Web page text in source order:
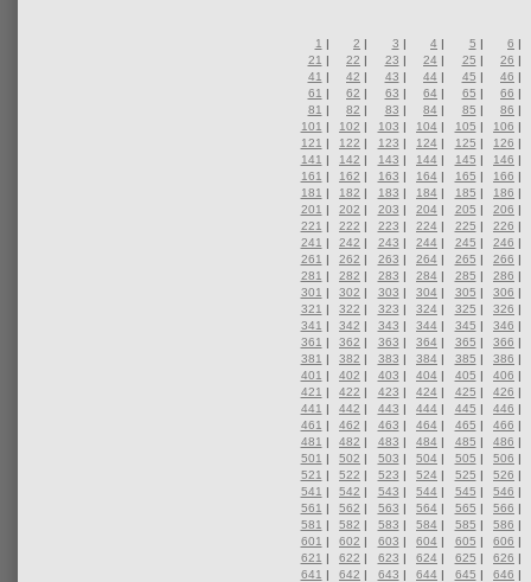
1 | 2 | 3 | 4 | 5 | 6 |
21 | 22 | 23 | 24 | 25 | 26 |
41 | 42 | 43 | 44 | 45 | 46 |
61 | 62 | 63 | 64 | 65 | 66 |
81 | 82 | 83 | 84 | 85 | 86 |
101 | 102 | 103 | 104 | 105 | 106 |
121 | 122 | 123 | 124 | 125 | 126 |
141 | 142 | 143 | 144 | 145 | 146 |
161 | 162 | 163 | 164 | 165 | 166 |
181 | 182 | 183 | 184 | 185 | 186 |
201 | 202 | 203 | 204 | 205 | 206 |
221 | 222 | 223 | 224 | 225 | 226 |
241 | 242 | 243 | 244 | 245 | 246 |
261 | 262 | 263 | 264 | 265 | 266 |
281 | 282 | 283 | 284 | 285 | 286 |
301 | 302 | 303 | 304 | 305 | 306 |
321 | 322 | 323 | 324 | 325 | 326 |
341 | 342 | 343 | 344 | 345 | 346 |
361 | 362 | 363 | 364 | 365 | 366 |
381 | 382 | 383 | 384 | 385 | 386 |
401 | 402 | 403 | 404 | 405 | 406 |
421 | 422 | 423 | 424 | 425 | 426 |
441 | 442 | 443 | 444 | 445 | 446 |
461 | 462 | 463 | 464 | 465 | 466 |
481 | 482 | 483 | 484 | 485 | 486 |
501 | 502 | 503 | 504 | 505 | 506 |
521 | 522 | 523 | 524 | 525 | 526 |
541 | 542 | 543 | 544 | 545 | 546 |
561 | 562 | 563 | 564 | 565 | 566 |
581 | 582 | 583 | 584 | 585 | 586 |
601 | 602 | 603 | 604 | 605 | 606 |
621 | 622 | 623 | 624 | 625 | 626 |
641 | 642 | 643 | 644 | 645 | 646 |